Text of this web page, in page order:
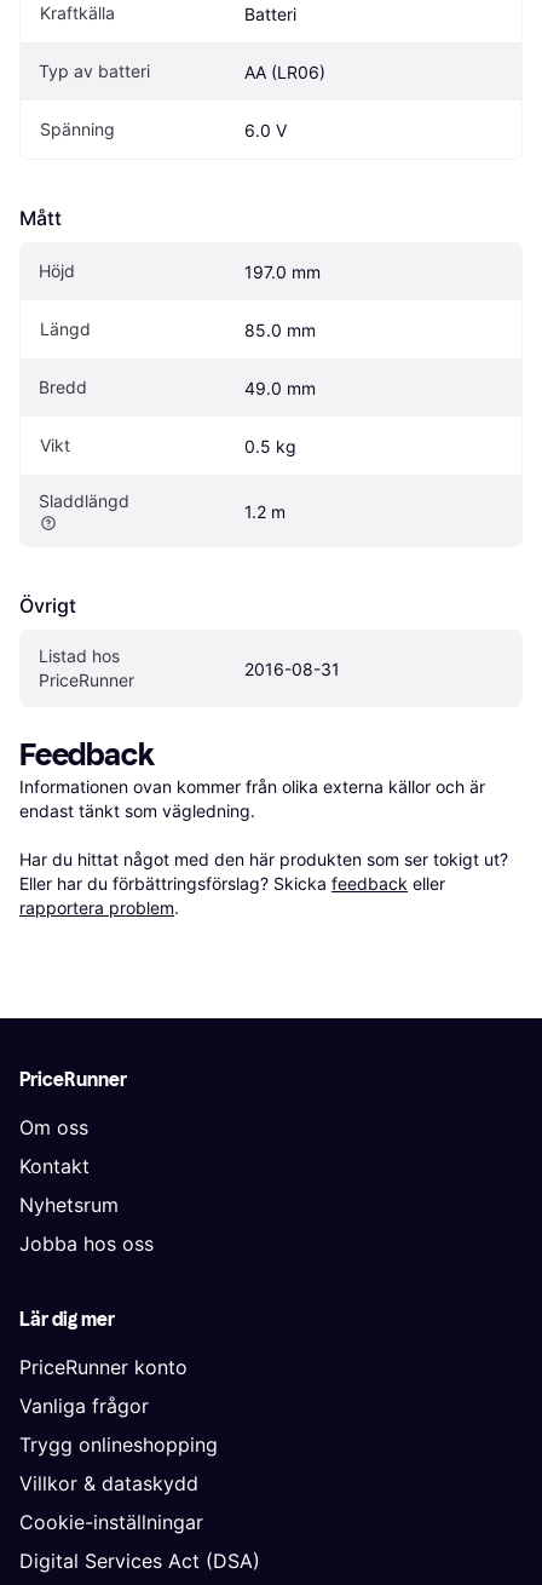
Kraftkälla Batteri
Typ av batteri AA (LR06)
Spänning 6.0 V
Mått
Höjd 197.0 mm
Längd 85.0 mm
Bredd 49.0 mm
Vikt 0.5 kg
Sladdlängd
1.2 m
Övrigt
Listad hos
PriceRunner
2016-08-31
Feedback
Informationen ovan kommer från olika externa källor och är
endast tänkt som vägledning.
Har du hittat något med den här produkten som ser tokigt ut?
Eller har du förbättringsförslag? Skicka feedback eller
rapportera problem.
PriceRunner
Om oss
Kontakt
Nyhetsrum
Jobba hos oss
Lär dig mer
PriceRunner konto
Vanliga frågor
Trygg onlineshopping
Villkor & dataskydd
Cookie-inställningar
Digital Services Act (DSA)